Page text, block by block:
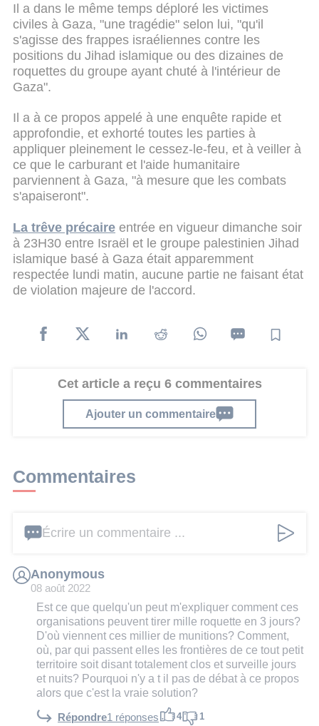
Il a dans le même temps déploré les victimes
civiles à Gaza, "une tragédie" selon lui, "qu'il
s'agisse des frappes israéliennes contre les
positions du Jihad islamique ou des dizaines de
roquettes du groupe ayant chuté à l'intérieur de
Gaza".
Il a à ce propos appelé à une enquête rapide et
approfondie, et exhorté toutes les parties à
appliquer pleinement le cessez-le-feu, et à veiller à
ce que le carburant et l'aide humanitaire
parviennent à Gaza, "à mesure que les combats
s'apaiseront".
La trêve précaire entrée en vigueur dimanche soir
à 23H30 entre Israël et le groupe palestinien Jihad
islamique basé à Gaza était apparemment
respectée lundi matin, aucune partie ne faisant état
de violation majeure de l'accord.
Cet article a reçu 6 commentaires
Ajouter un commentaire
Commentaires
Écrire un commentaire ...
Anonymous
08 août 2022
Est ce que quelqu'un peut m'expliquer comment ces
organisations peuvent tirer mille roquette en 3 jours?
D'où viennent ces millier de munitions? Comment,
où, par qui passent elles les frontières de ce tout petit
territoire soit disant totalement clos et surveille jours
et nuits? Pourquoi n'y a t il pas de débat à ce propos
alors que c'est la vraie solution?
Répondre1 réponses 4 1